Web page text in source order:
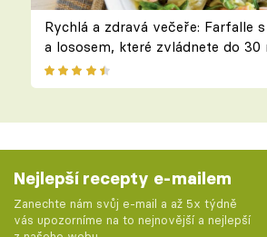
Rychlá a zdravá večeře: Farfalle
a lososem, které zvládnete do 30
Nejlepší recepty e-mailem
Zanechte nám svůj e-mail a až 5x týdně
vás upozorníme na to nejnovější a nejlepší